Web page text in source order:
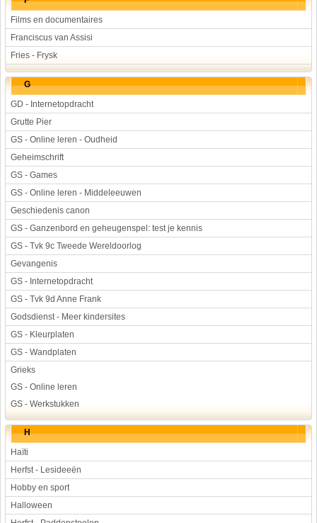
Films en documentaires
Franciscus van Assisi
Fries - Frysk
G
GD - Internetopdracht
Grutte Pier
GS - Online leren - Oudheid
Geheimschrift
GS - Games
GS - Online leren - Middeleeuwen
Geschiedenis canon
GS - Ganzenbord en geheugenspel: test je kennis
GS - Tvk 9c Tweede Wereldoorlog
Gevangenis
GS - Internetopdracht
GS - Tvk 9d Anne Frank
Godsdienst - Meer kindersites
GS - Kleurplaten
GS - Wandplaten
Grieks
GS - Online leren
GS - Werkstukken
H
Haïti
Herfst - Lesideeën
Hobby en sport
Halloween